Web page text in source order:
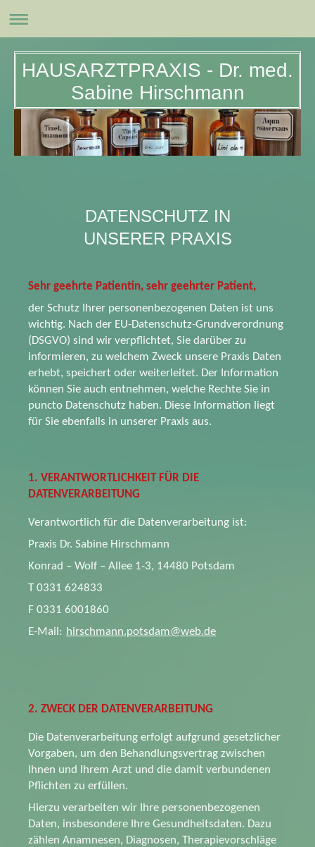
HAUSARZTPRAXIS - Dr. med.
Sabine Hirschmann
DATENSCHUTZ IN
UNSERER PRAXIS
Sehr geehrte Patientin, sehr geehrter Patient,
der Schutz Ihrer personenbezogenen Daten ist uns
wichtig. Nach der EU-Datenschutz-Grundverordnung
(DSGVO) sind wir verpflichtet, Sie darüber zu
informieren, zu welchem Zweck unsere Praxis Daten
erhebt, speichert oder weiterleitet. Der Information
können Sie auch entnehmen, welche Rechte Sie in
puncto Datenschutz haben. Diese Information liegt
für Sie ebenfalls in unserer Praxis aus.
1. VERANTWORTLICHKEIT FÜR DIE
DATENVERARBEITUNG
Verantwortlich für die Datenverarbeitung ist:
Praxis Dr. Sabine Hirschmann
Konrad – Wolf – Allee 1-3, 14480 Potsdam
T 0331 624833
F 0331 6001860
E-Mail: hirschmann.potsdam@web.de
2. ZWECK DER DATENVERARBEITUNG
Die Datenverarbeitung erfolgt aufgrund gesetzlicher
Vorgaben, um den Behandlungsvertrag zwischen
Ihnen und Ihrem Arzt und die damit verbundenen
Pflichten zu erfüllen.
Hierzu verarbeiten wir Ihre personenbezogenen
Daten, insbesondere Ihre Gesundheitsdaten. Dazu
zählen Anamnesen, Diagnosen, Therapievorschläge